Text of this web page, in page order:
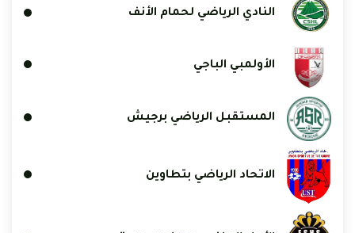
النادي الرياضي لحمام الأنف
الأولمبي الباجي
المستقبل الرياضي برجيش
الاتحاد الرياضي بتطاوين